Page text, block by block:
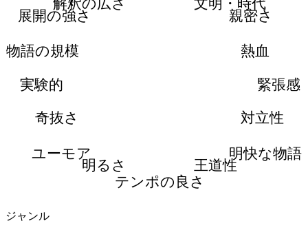
文明・時代
親密さ
熱血
緊張感
対立性
明快な物語
王道性
テンポの良さ
明るさ
ユーモア
奇抜さ
実験的
物語の規模
展開の強さ
解釈の広さ
ジャンル